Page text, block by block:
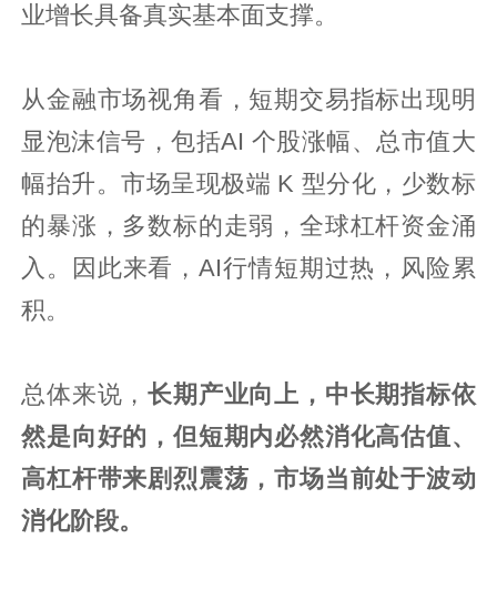
业增长具备真实基本面支撑。
从金融市场视角看，短期交易指标出现明
显泡沫信号，包括AI 个股涨幅、总市值大
幅抬升。市场呈现极端 K 型分化，少数标
的暴涨，多数标的走弱，全球杠杆资金涌
入。因此来看，AI行情短期过热，风险累
积。
总体来说，长期产业向上，中长期指标依
然是向好的，但短期内必然消化高估值、
高杠杆带来剧烈震荡，市场当前处于波动
消化阶段。